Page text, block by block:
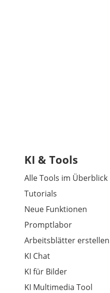
KI & Tools
Alle Tools im Überblick
Tutorials
Neue Funktionen
Promptlabor
Arbeitsblätter erstellen
KI Chat
KI für Bilder
KI Multimedia Tool